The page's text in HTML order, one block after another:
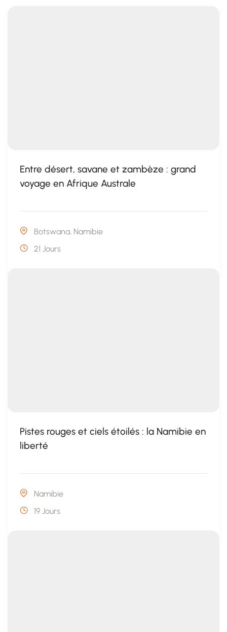
Entre désert, savane et zambèze : grand
voyage en Afrique Australe
Botswana, Namibie
21 Jours
Pistes rouges et ciels étoilés : la Namibie en
liberté
Namibie
19 Jours